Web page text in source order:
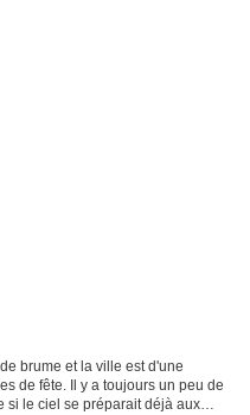
brume et la ville est d'une
de fête. Il y a toujours un peu de
si le ciel se préparait déjà aux